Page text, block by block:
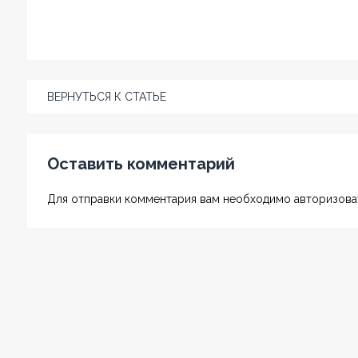
ВЕРНУТЬСЯ К СТАТЬЕ
Оставить комментарий
Для отправки комментария вам необходимо